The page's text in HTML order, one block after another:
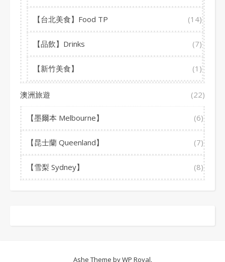
【台北美食】Food TP (14)
【品飲】Drinks (7)
【新竹美食】 (1)
澳洲旅遊 (22)
【墨爾本 Melbourne】 (6)
【昆士蘭 Queenland】 (7)
【雪梨 Sydney】 (8)
Ashe Theme byWP Royal.